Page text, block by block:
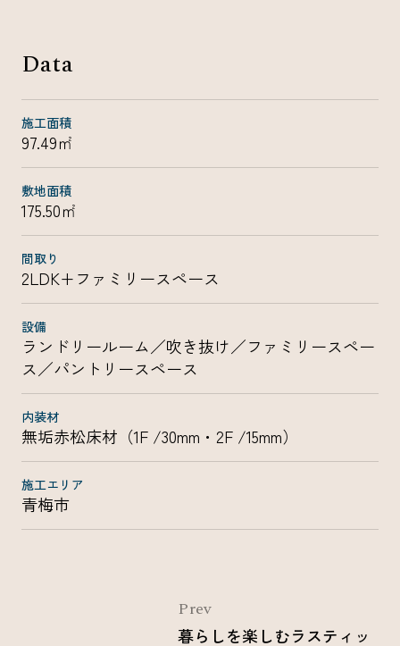
Data
施工面積
97.49㎡
敷地面積
175.50㎡
間取り
2LDK+ファミリースペース
設備
ランドリールーム／吹き抜け／ファミリースペー
ス／パントリースペース
内装材
無垢赤松床材（1F /30mm・2F /15mm）
施工エリア
青梅市
Prev
暮らしを楽しむラスティッ